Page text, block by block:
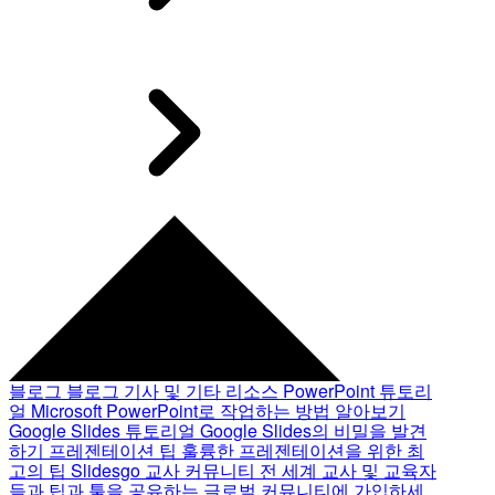
블로그 블로그 기사 및 기타 리소스 PowerPoint 튜토리
얼 Microsoft PowerPoint로 작업하는 방법 알아보기
Google Slides 튜토리얼 Google Slides의 비밀을 발견
하기 프레젠테이션 팁 훌륭한 프레젠테이션을 위한 최
고의 팁 Slidesgo 교사 커뮤니티 전 세계 교사 및 교육자